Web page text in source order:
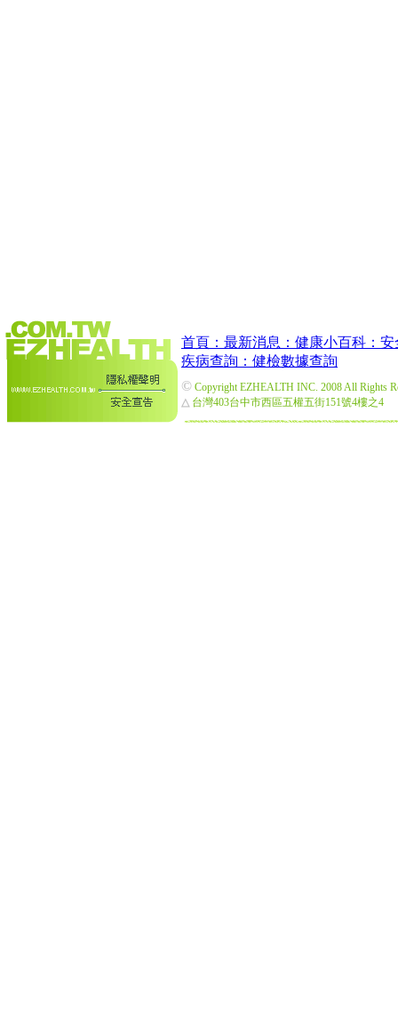
首頁： 最新消息： 健康小百科： 安
疾病查詢： 健檢數據查詢
© Copyright EZHEALTH INC. 2008 All Rights
△ 台灣403台中市西區五權五街151號4樓之4